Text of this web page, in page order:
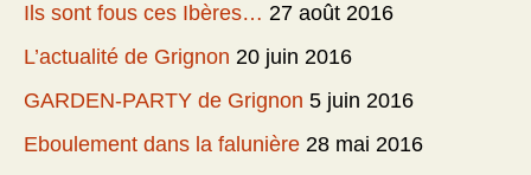
Ils sont fous ces Ibères… 27 août 2016
L’actualité de Grignon 20 juin 2016
GARDEN-PARTY de Grignon 5 juin 2016
Eboulement dans la falunière 28 mai 2016